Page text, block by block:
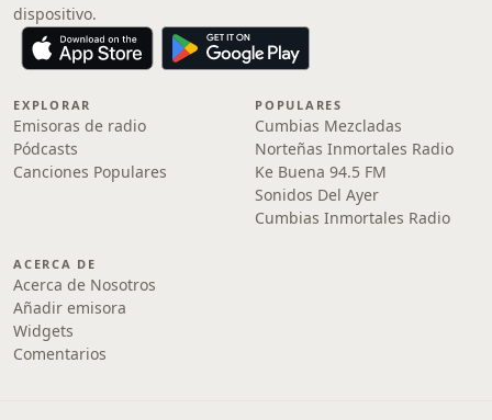
dispositivo.
EXPLORAR
Emisoras de radio
Pódcasts
Canciones Populares
POPULARES
Cumbias Mezcladas
Norteñas Inmortales Radio
Ke Buena 94.5 FM
Sonidos Del Ayer
Cumbias Inmortales Radio
ACERCA DE
Acerca de Nosotros
Añadir emisora
Widgets
Comentarios